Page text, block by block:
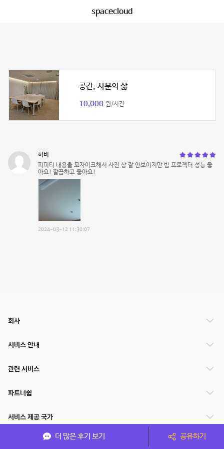
spacecloud
공간, 사분의 삶
10,000 원/시간
히비
피피티 내용을 모자이크해서 사진 상 잘 안보이지만 빔 프로젝터 성능 좋
아요! 깔끔하고 좋아요!
2024-03-12 11:30:07
더 많은 후기 보기 공유하기
회사
서비스 안내
관련 서비스
파트너쉽
서비스 제공 국가